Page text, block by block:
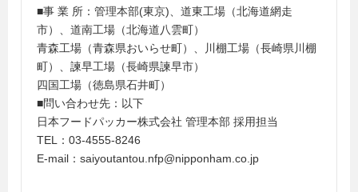
■事 業 所：管理本部(東京)、道東工場（北海道網走
市）、道南工場（北海道八雲町）
青森工場（青森県おいらせ町）、川棚工場（長崎県川棚
町）、諫早工場（長崎県諫早市）
四国工場（徳島県石井町）
■問い合わせ先：以下
日本フードパッカー株式会社 管理本部 採用担当
TEL：03-4555-8246
E-mail：saiyoutantou.nfp@nipponham.co.jp